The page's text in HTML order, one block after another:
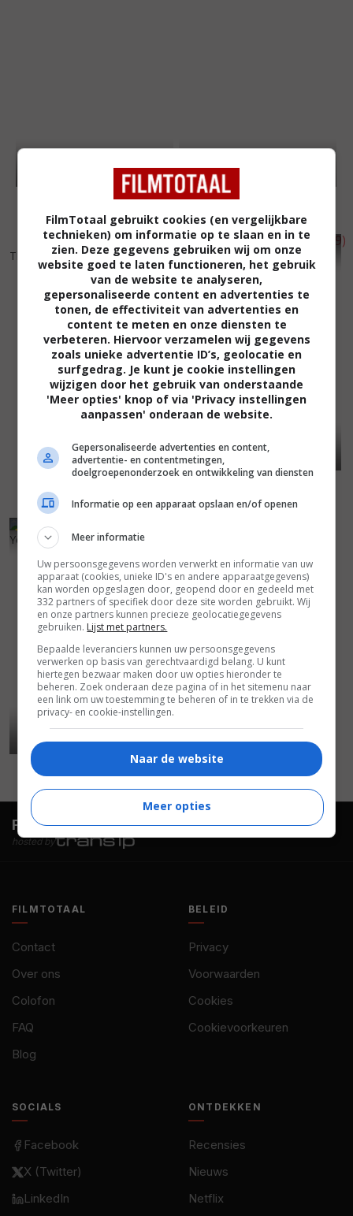
7,1
The Italian Job (1969) 5,6
A Nice Girl Like Me (1969)
7,4
Yellow Submarine (1968)
FilmTotaal.Hét online filmoverzicht.
hosted by
FILMTOTAAL
Contact
Over ons
Colofon
FAQ
Blog
BELEID
Privacy
Voorwaarden
Cookies
Cookievoorkeuren
SOCIALS
Facebook
X (Twitter)
LinkedIn
ONTDEKKEN
Recensies
Nieuws
Netflix
FilmTotaal gebruikt cookies (en vergelijkbare
technieken) om informatie op te slaan en in te
zien. Deze gegevens gebruiken wij om onze
website goed te laten functioneren, het gebruik
van de website te analyseren,
gepersonaliseerde content en advertenties te
tonen, de effectiviteit van advertenties en
content te meten en onze diensten te
verbeteren. Hiervoor verzamelen wij gegevens
zoals unieke advertentie ID’s, geolocatie en
surfgedrag. Je kunt je cookie instellingen
wijzigen door het gebruik van onderstaande
'Meer opties' knop of via 'Privacy instellingen
aanpassen' onderaan de website.
Gepersonaliseerde advertenties en content,
advertentie- en contentmetingen,
doelgroepenonderzoek en ontwikkeling van diensten
Informatie op een apparaat opslaan en/of openen
Meer informatie
Uw persoonsgegevens worden verwerkt en informatie van uw
apparaat (cookies, unieke ID's en andere apparaatgegevens)
kan worden opgeslagen door, geopend door en gedeeld met
332 partners of specifiek door deze site worden gebruikt. Wij
en onze partners kunnen precieze geolocatiegegevens
gebruiken. Lijst met partners.
Bepaalde leveranciers kunnen uw persoonsgegevens
verwerken op basis van gerechtvaardigd belang. U kunt
hiertegen bezwaar maken door uw opties hieronder te
beheren. Zoek onderaan deze pagina of in het sitemenu naar
een link om uw toestemming te beheren of in te trekken via de
privacy- en cookie-instellingen.
Naar de website
Meer opties